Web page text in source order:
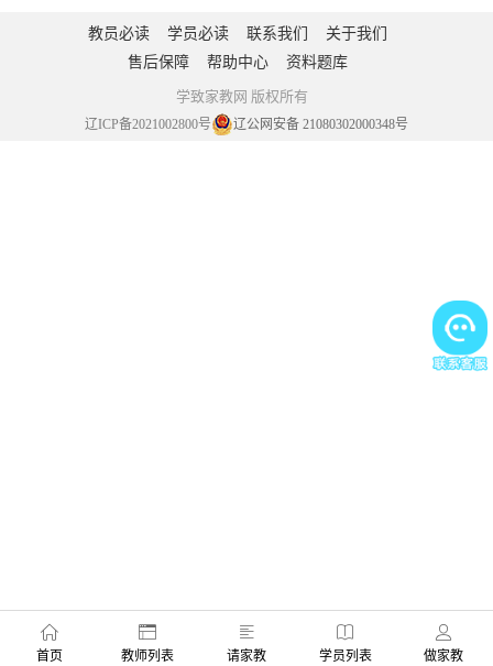
教员必读 学员必读 联系我们
关于我们
售后保障
帮助中心 资料题库
学致家教网 版权所有
辽ICP备2021002800号 辽公网安备 21080302000348号
首页 教师列表 请家教 学员列表 做家教